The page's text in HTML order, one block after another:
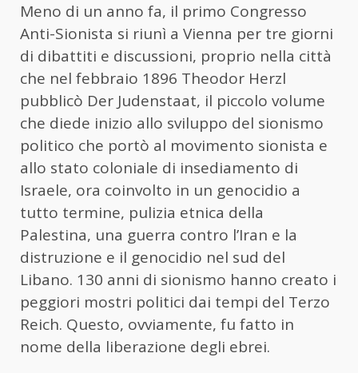
Meno di un anno fa, il primo Congresso
Anti-Sionista si riunì a Vienna per tre giorni
di dibattiti e discussioni, proprio nella città
che nel febbraio 1896 Theodor Herzl
pubblicò Der Judenstaat, il piccolo volume
che diede inizio allo sviluppo del sionismo
politico che portò al movimento sionista e
allo stato coloniale di insediamento di
Israele, ora coinvolto in un genocidio a
tutto termine, pulizia etnica della
Palestina, una guerra contro l’Iran e la
distruzione e il genocidio nel sud del
Libano. 130 anni di sionismo hanno creato i
peggiori mostri politici dai tempi del Terzo
Reich. Questo, ovviamente, fu fatto in
nome della liberazione degli ebrei.